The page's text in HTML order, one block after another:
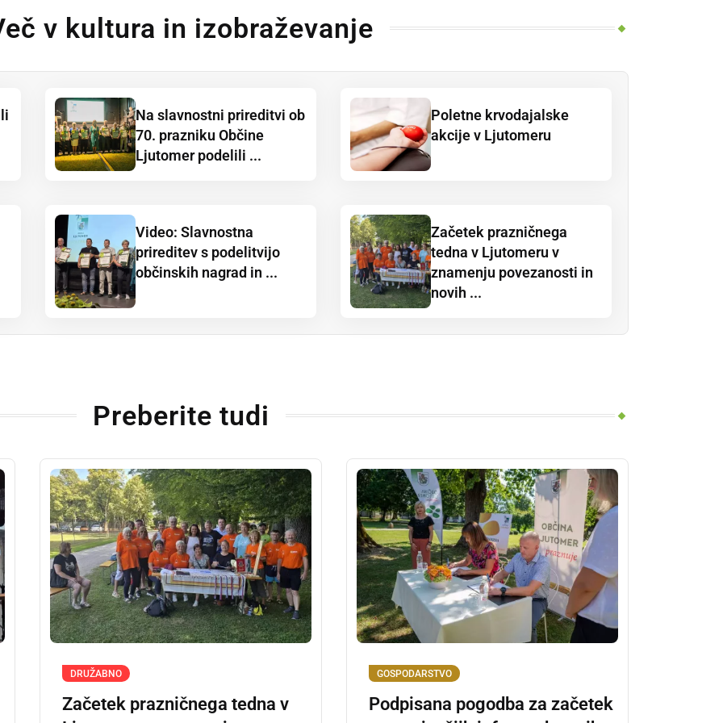
v kultura in izobraževanje
Na slavnostni prireditvi ob
70. prazniku Občine
Ljutomer podelili ...
Poletne krvodajalske
akcije v Ljutomeru
Video: Slavnostna
prireditev s podelitvijo
občinskih nagrad in ...
Začetek prazničnega
tedna v Ljutomeru v
znamenju povezanosti in
novih ...
Preberite tudi
DRUŽABNO
Začetek prazničnega tedna v
GOSPODARSTVO
Podpisana pogodba za začetek